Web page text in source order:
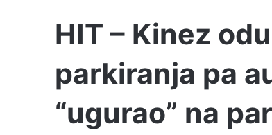
HIT – Kinez
parkiranja pa
“ugurao” na